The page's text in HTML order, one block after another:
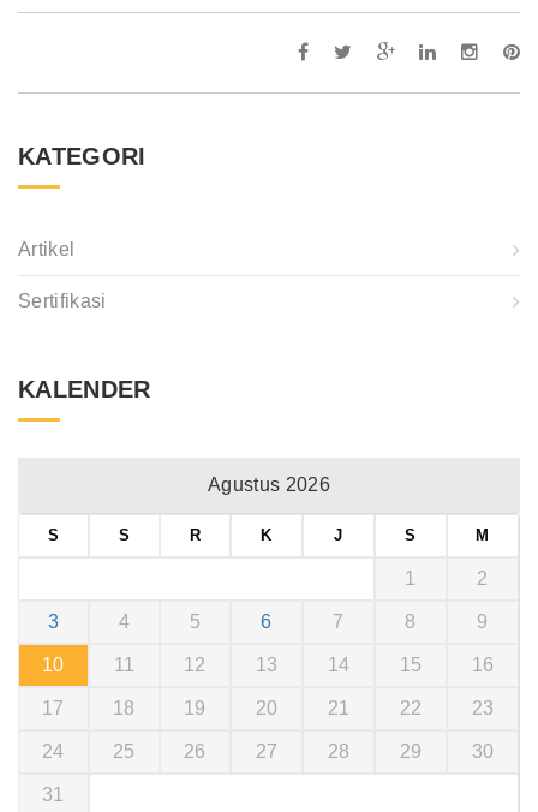
KATEGORI
Artikel
Sertifikasi
KALENDER
Agustus 2026
S S R K J S M
1 2
3 4 5 6 7 8 9
10 11 12 13 14 15 16
17 18 19 20 21 22 23
24 25 26 27 28 29 30
31